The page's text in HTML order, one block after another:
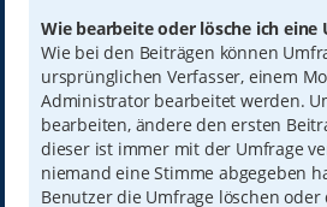
Wie bearbeite oder lösche ich eine
Wie bei den Beiträgen können
ursprünglichen Verfasser, einem
Administrator bearbeitet werden.
bearbeiten, ändere den ersten
dieser ist immer mit der Umfrage
niemand eine Stimme abgegeben
Benutzer die Umfrage löschen